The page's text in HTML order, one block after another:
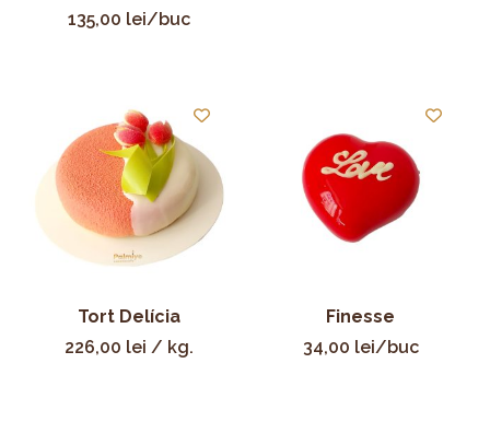
135,00 lei/buc
Tort Delícia
226,00 lei / kg.
Finesse
34,00 lei/buc